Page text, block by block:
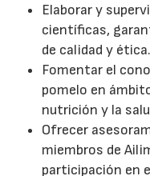
Elaborar y
científicas,
de calidad y ética.
Fomentar el
pomelo en
nutrición y la
Ofrecer
miembros de
participación en